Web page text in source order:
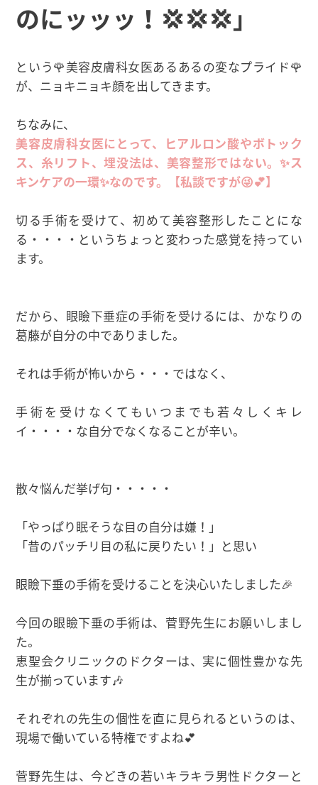
のにッッッ！💢💢💢」
という🌹美容皮膚科女医あるあるの変なプライド🌹
が、ニョキニョキ顔を出してきます。
ちなみに、
美容皮膚科女医にとって、ヒアルロン酸やボトック
ス、糸リフト、埋没法は、美容整形ではない。✨ス
キンケアの一環✨なのです。【私談ですが😜💕】
切る手術を受けて、初めて美容整形したことにな
る・・・・というちょっと変わった感覚を持ってい
ます。
だから、眼瞼下垂症の手術を受けるには、かなりの
葛藤が自分の中でありました。
それは手術が怖いから・・・ではなく、
手術を受けなくてもいつまでも若々しくキレ
イ・・・・な自分でなくなることが辛い。
散々悩んだ挙げ句・・・・・
「やっぱり眠そうな目の自分は嫌！」
「昔のパッチリ目の私に戻りたい！」と思い
眼瞼下垂の手術を受けることを決心いたしました🎉
今回の眼瞼下垂の手術は、菅野先生にお願いしまし
た。
恵聖会クリニックのドクターは、実に個性豊かな先
生が揃っています🎶
それぞれの先生の個性を直に見られるというのは、
現場で働いている特権ですよね💕
菅野先生は、今どきの若いキラキラ男性ドクターと